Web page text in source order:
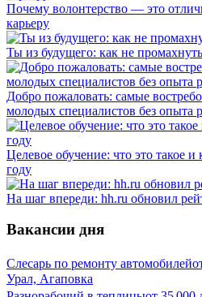
Почему волонтерство — это
карьеру
Ты из будущего: как не
Добро пожаловать: самые
молодых специалистов без опыта
Целевое обучение: что это такое и
году
На шаг впереди: hh.ru обновил
Вакансии дня
Слесарь по ремонту автомобилей
Урал, Агаповка